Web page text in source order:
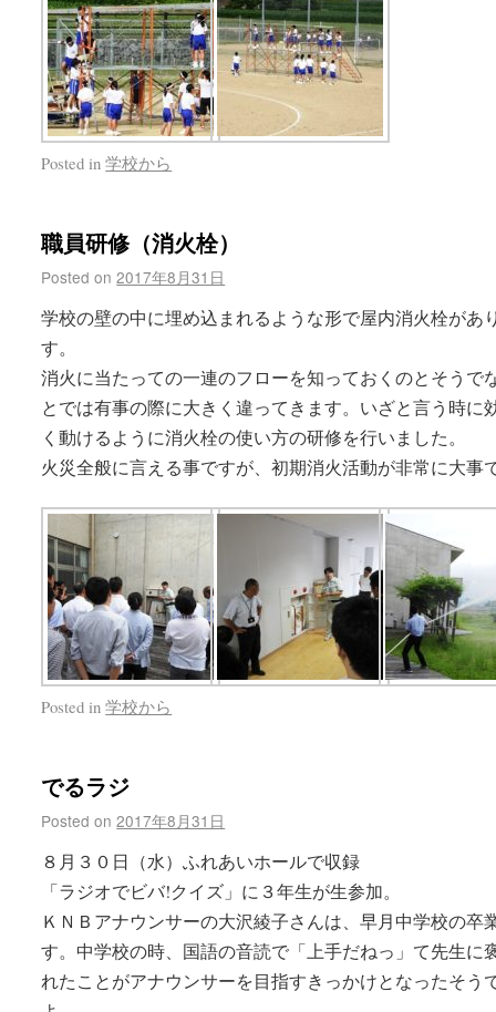
Posted in 学校から
職員研修（消火栓）
Posted on 2017年8月31日
学校の壁の中に埋め込まれるような形で屋内消火栓があ
す。
消火に当たっての一連のフローを知っておくのとそうで
とでは有事の際に大きく違ってきます。いざと言う時に
く動けるように消火栓の使い方の研修を行いました。
火災全般に言える事ですが、初期消火活動が非常に大事
Posted in 学校から
でるラジ
Posted on 2017年8月31日
８月３０日（水）ふれあいホールで収録
「ラジオでビバ!クイズ」に３年生が生参加。
ＫＮＢアナウンサーの大沢綾子さんは、早月中学校の卒
す。中学校の時、国語の音読で「上手だねっ」て先生に
れたことがアナウンサーを目指すきっかけとなったそう